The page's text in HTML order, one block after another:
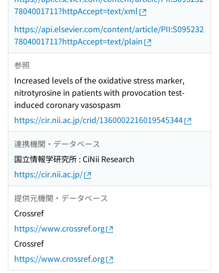
7804001711?httpAccept=text/xml
https://api.elsevier.com/content/article/PII:S095232
7804001711?httpAccept=text/plain
参照
Increased levels of the oxidative stress marker,
nitrotyrosine in patients with provocation test-
induced coronary vasospasm
https://cir.nii.ac.jp/crid/1360002216019545344
連携機関・データベース
国立情報学研究所 : CiNii Research
https://cir.nii.ac.jp/
提供元機関・データベース
Crossref
https://www.crossref.org
Crossref
https://www.crossref.org